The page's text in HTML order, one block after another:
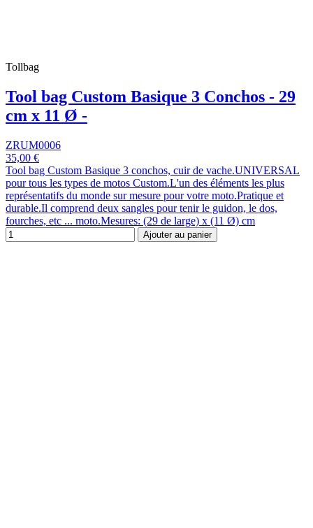
Tollbag
Tool bag Custom Basique 3 Conchos - 29
cm x 11 Ø -
ZRUM0006
35,00 €
Tool bag Custom Basique 3 conchos, cuir de vache.UNIVERSAL
pour tous les types de motos Custom.L'un des éléments les plus
représentatifs du monde sur mesure pour votre moto.Pratique et
durable.Il comprend deux sangles pour tenir le guidon, le dos,
fourches, etc ... moto.Mesures: (29 de large) x (11 Ø) cm
Ajouter au panier